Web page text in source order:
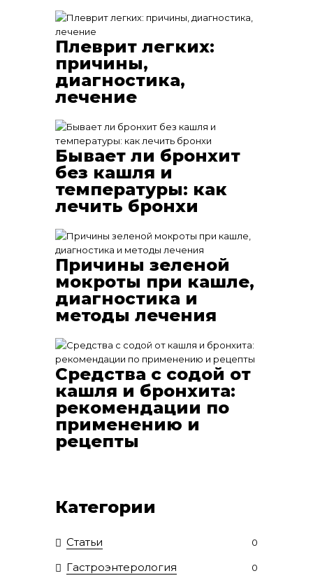
Плеврит легких:
причины,
диагностика,
лечение
Бывает ли бронхит
без кашля и
температуры: как
лечить бронхи
Причины зеленой
мокроты при кашле,
диагностика и
методы лечения
Средства с содой от
кашля и бронхита:
рекомендации по
применению и
рецепты
Категории
Статьи 0
Гастроэнтерология 0